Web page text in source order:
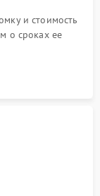
и стоимость
о сроках ее